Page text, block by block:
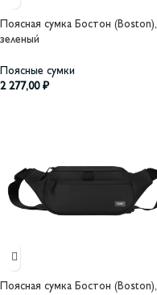
Поясная сумка Бостон (Boston),
зеленый
Поясные сумки
2 277,00 ₽
Поясная сумка Бостон (Boston),